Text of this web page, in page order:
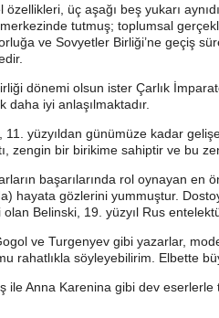
özellikleri, üç aşağı beş yukarı
tutmuş; toplumsal
ve Sovyetler Birliği’ne geçiş
dönemi olsun ister Çarlık
iyi anlaşılmaktadır.
11. yüzyıldan günümüze kadar
zengin bir birikime sahiptir ve bu
başarılarında rol oynayan en
hayata gözlerini yummuştur.
Belinski, 19. yüzyıl Rus
ve Turgenyev gibi yazarlar,
rahatlıkla söyleyebilirim. Elbette
ile Anna Karenina gibi dev